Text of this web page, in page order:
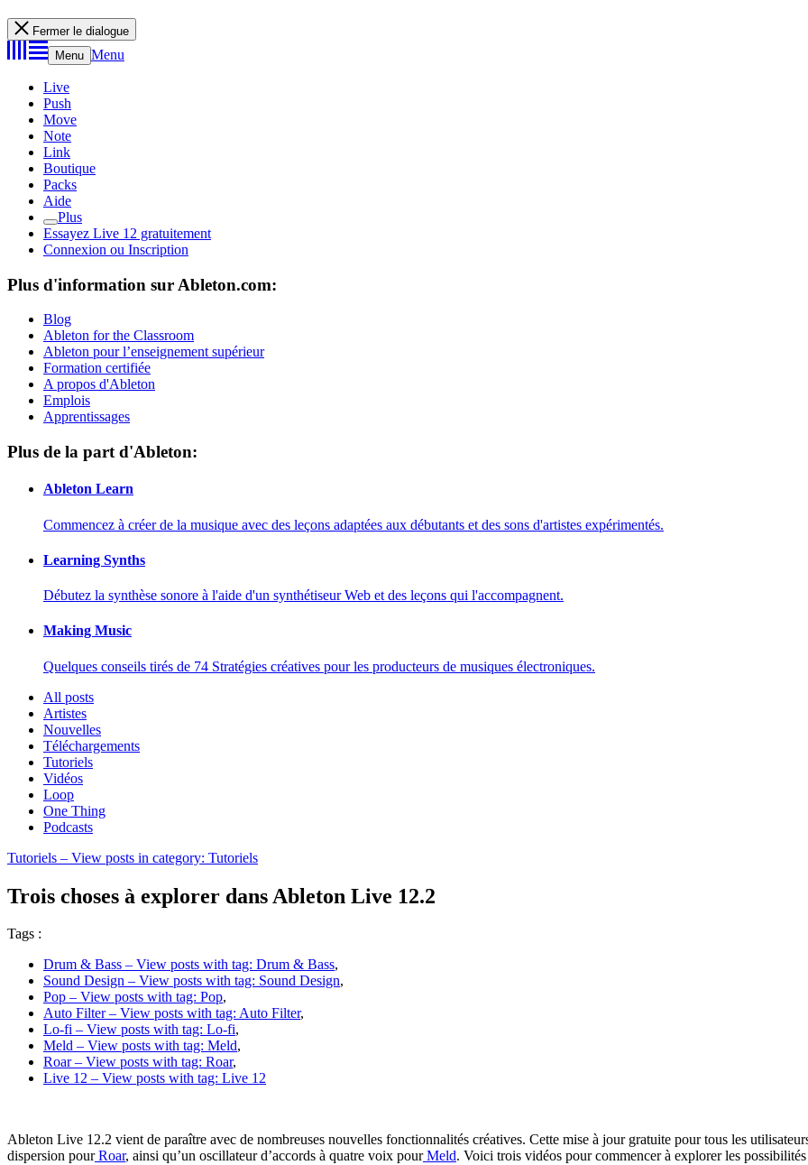
Fermer le dialogue
Menu Menu
Live
Push
Move
Note
Link
Boutique
Packs
Aide
Plus
Essayez Live 12 gratuitement
Connexion ou Inscription
Plus d'information sur Ableton.com:
Blog
Ableton for the Classroom
Ableton pour l’enseignement supérieur
Formation certifiée
A propos d'Ableton
Emplois
Apprentissages
Plus de la part d'Ableton:
Ableton Learn
Commencez à créer de la musique avec des leçons adaptées aux débutants et des sons d'artistes expérimentés.
Learning Synths
Débutez la synthèse sonore à l'aide d'un synthétiseur Web et des leçons qui l'accompagnent.
Making Music
Quelques conseils tirés de 74 Stratégies créatives pour les producteurs de musiques électroniques.
All posts
Artistes
Nouvelles
Téléchargements
Tutoriels
Vidéos
Loop
One Thing
Podcasts
Tutoriels – View posts in category: Tutoriels
Trois choses à explorer dans Ableton Live 12.2
Tags :
Drum & Bass – View posts with tag: Drum & Bass,
Sound Design – View posts with tag: Sound Design,
Pop – View posts with tag: Pop,
Auto Filter– View posts with tag: Auto Filter,
Lo-fi – View posts with tag: Lo-fi,
Meld – View posts with tag: Meld,
Roar– View posts with tag: Roar,
Live 12 – View posts with tag: Live 12
Ableton Live 12.2 vient de paraître avec de nombreuses nouvelles fonctionnalités créatives. Cette mise à jour gratuite pour tous les
dispersion pourRoar, ainsi qu’un oscillateur d’accords à quatre voix pourMeld. Voici trois vidéos pour commencer à explorer les